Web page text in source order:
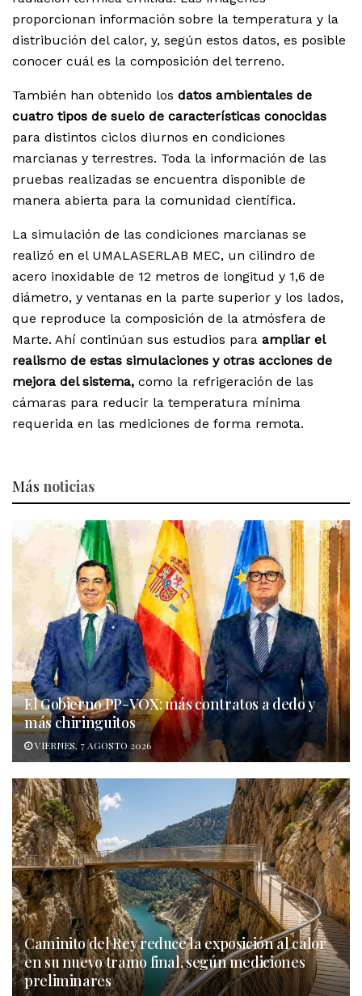
proporcionan información sobre la temperatura y la
distribución del calor, y, según estos datos, es posible
conocer cuál es la composición del terreno.
También han obtenido los datos ambientales de
cuatro tipos de suelo de características conocidas
para distintos ciclos diurnos en condiciones
marcianas y terrestres. Toda la información de las
pruebas realizadas se encuentra disponible de
manera abierta para la comunidad científica.
La simulación de las condiciones marcianas se
realizó en el UMALASERLAB MEC, un cilindro de
acero inoxidable de 12 metros de longitud y 1,6 de
diámetro, y ventanas en la parte superior y los lados,
que reproduce la composición de la atmósfera de
Marte. Ahí continúan sus estudios para ampliar el
realismo de estas simulaciones y otras acciones de
mejora del sistema, como la refrigeración de las
cámaras para reducir la temperatura mínima
requerida en las mediciones de forma remota.
Más noticias
El Gobierno PP-VOX: más contratos a dedo y
más chiringuitos
VIERNES, 7 AGOSTO 2026
Caminito del Rey reduce la exposición al calor
en su nuevo tramo final, según mediciones
preliminares